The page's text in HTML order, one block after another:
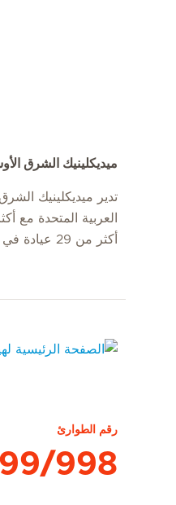
ميديكلينيك الشرق
تدير ميديكلينيك
أكثر من 29 عيادة في دبي وأبو ظبي والعين ومنطقة الظفرة.
رقم الطوارئ
998